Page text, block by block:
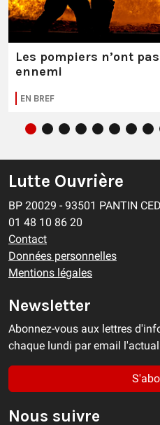
Les pompiers n’ont
ennemi
EN BREF
Lutte Ouvrière
BP 20029 - 93501 PANTIN
01 48 10 86 20
Contact
Données personnelles
Mentions légales
Newsletter
Abonnez-vous aux lettres
chaque lundi par email
Nous suivre